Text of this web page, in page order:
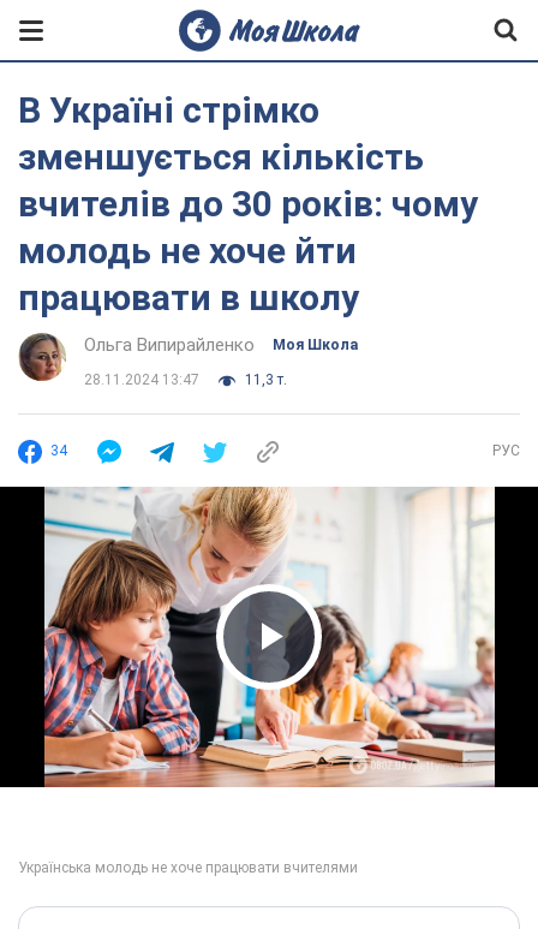
В Україні стрімко
зменшується кількість
вчителів до 30 років: чому
молодь не хоче йти
працювати в школу
Ольга Випирайленко Моя Школа
28.11.2024 13:47 11,3 т.
34 РУС
Play Video